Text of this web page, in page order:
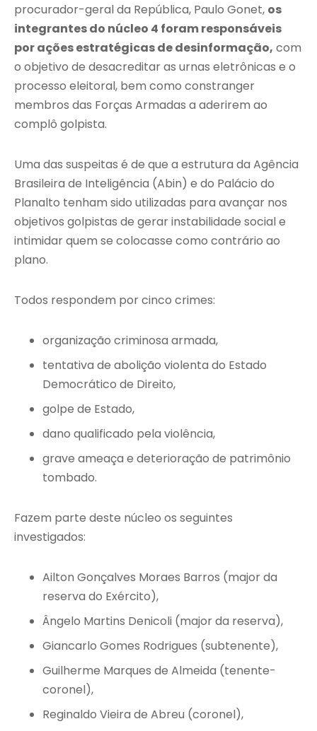
procurador-geral da República, Paulo Gonet, os
integrantes do núcleo 4 foram responsáveis
por ações estratégicas de desinformação, com
o objetivo de desacreditar as urnas eletrônicas e o
processo eleitoral, bem como constranger
membros das Forças Armadas a aderirem ao
complô golpista.
Uma das suspeitas é de que a estrutura da Agência
Brasileira de Inteligência (Abin) e do Palácio do
Planalto tenham sido utilizadas para avançar nos
objetivos golpistas de gerar instabilidade social e
intimidar quem se colocasse como contrário ao
plano.
Todos respondem por cinco crimes:
organização criminosa armada,
tentativa de abolição violenta do Estado
Democrático de Direito,
golpe de Estado,
dano qualificado pela violência,
grave ameaça e deterioração de patrimônio
tombado.
Fazem parte deste núcleo os seguintes
investigados:
Ailton Gonçalves Moraes Barros (major da
reserva do Exército),
Ângelo Martins Denicoli (major da reserva),
Giancarlo Gomes Rodrigues (subtenente),
Guilherme Marques de Almeida (tenente-
coronel),
Reginaldo Vieira de Abreu (coronel),